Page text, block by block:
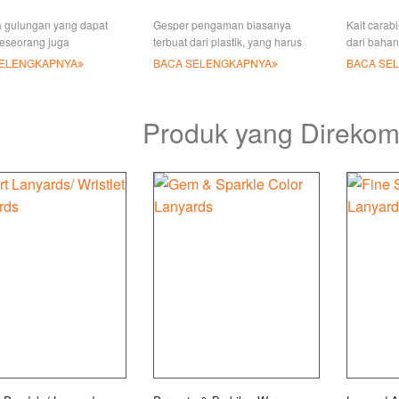
gulungan yang dapat
juga
pemegang lencana
Gesper pengaman biasanya
terbuat dari plastik, yang harus
dipasang pada lanyard saat
BACA SELENGKAPNYA
Kait
dari
memiliki
BACA
Produk yang